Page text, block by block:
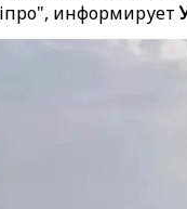
информирует